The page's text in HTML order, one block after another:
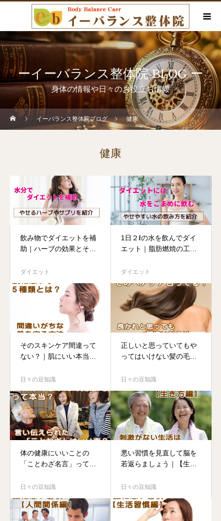
ーイーバランス整体院 BLOG ー
身体の情報や日々のお役立ち情報
イーバランス整体院ブログ 健康
健康
飲み物でダイエットを補
助｜ハーブの効果とその
ダイエット
1日２ℓの水を飲んでダイ
エット｜脂肪燃焼の工夫
ダイエット
そのスキンケア間違って
ない？｜肌にいい本当の
日々の豆知識
正しいと思っていてもや
ってはいけない髪の毛ケ
日々の豆知識
体の健康にいいことの
「ことわざ名言」って本
日々の豆知識
悪い習慣を見直して脳を
若返らましょう｜【生き
日々の豆知識